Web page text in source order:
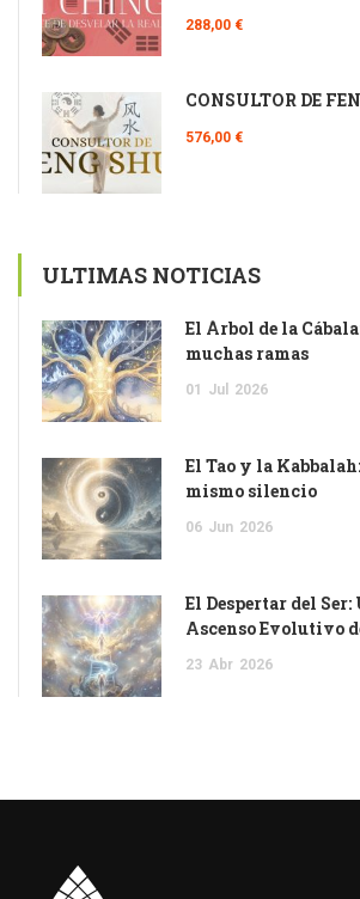
288,00 €
CONSULTOR DE
576,00 €
ULTIMAS NOTICIAS
El Árbol de la
muchas ramas
01 Jul 2026
El Tao y la
mismo silencio
06 Jun 2026
El Despertar del Ser:
Ascenso Evolutivo
23 Abr 2026